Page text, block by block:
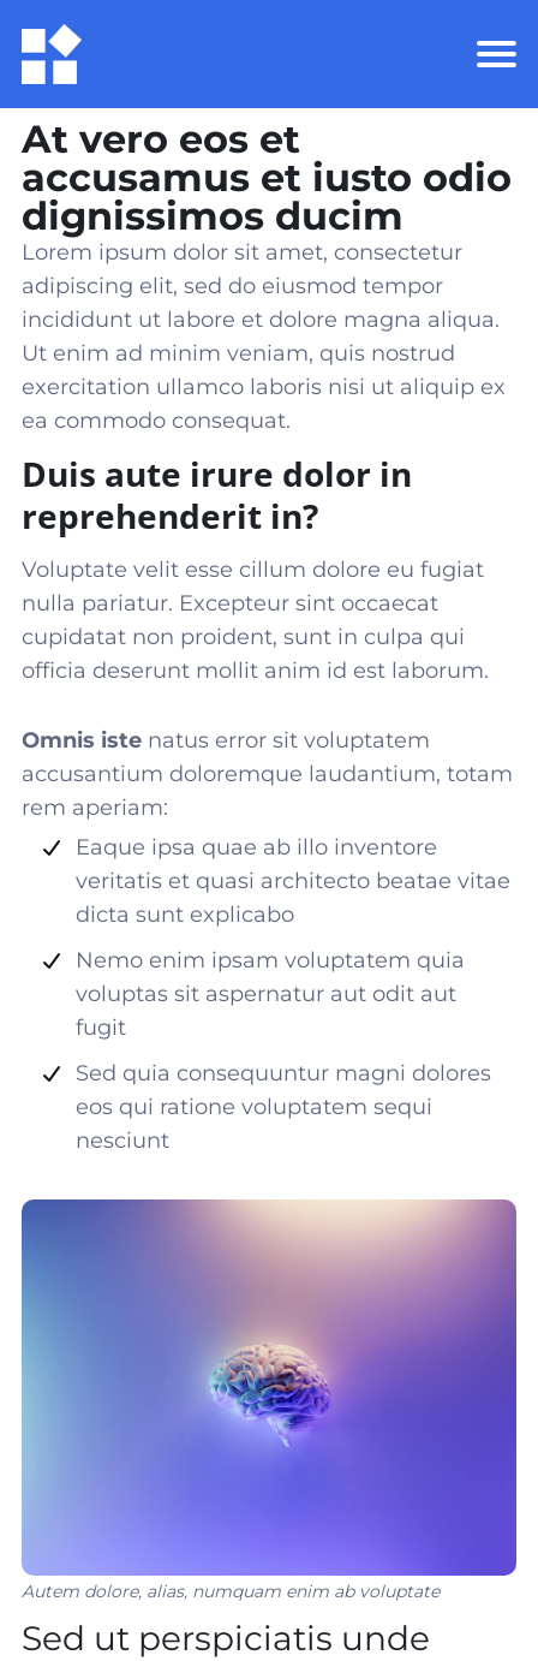
At vero eos et
accusamus et iusto odio
dignissimos ducim
Lorem ipsum dolor sit amet, consectetur
adipiscing elit, sed do eiusmod tempor
incididunt ut labore et dolore magna aliqua.
Ut enim ad minim veniam, quis nostrud
exercitation ullamco laboris nisi ut aliquip ex
ea commodo consequat.
Duis aute irure dolor in
reprehenderit in?
Voluptate velit esse cillum dolore eu fugiat
nulla pariatur. Excepteur sint occaecat
cupidatat non proident, sunt in culpa qui
officia deserunt mollit anim id est laborum.
Omnis iste natus error sit voluptatem
accusantium doloremque laudantium, totam
rem aperiam:
Eaque ipsa quae ab illo inventore
veritatis et quasi architecto beatae vitae
dicta sunt explicabo
Nemo enim ipsam voluptatem quia
voluptas sit aspernatur aut odit aut
fugit
Sed quia consequuntur magni dolores
eos qui ratione voluptatem sequi
nesciunt
Autem dolore, alias, numquam enim ab voluptate
Sed ut perspiciatis unde